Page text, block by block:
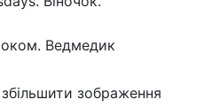
Ведмедик
зображення